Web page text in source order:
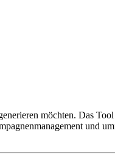
möchten. Das
und